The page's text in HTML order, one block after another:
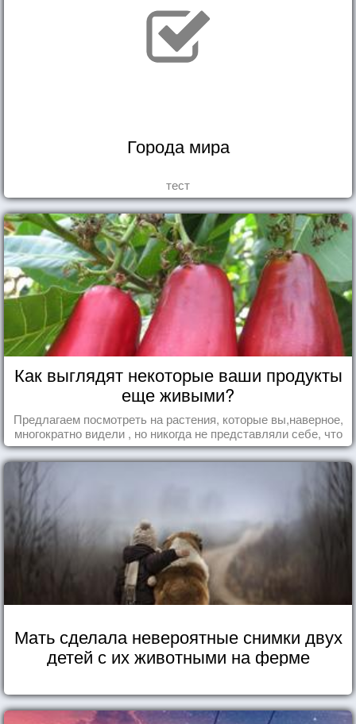
Города мира
тест
Как выглядят некоторые ваши продукты
еще живыми?
Предлагаем посмотреть на растения, которые вы,наверное,
многократно видели , но никогда не представляли себе, что
употребляете их в пищу.
Мать сделала невероятные снимки двух
детей с их животными на ферме